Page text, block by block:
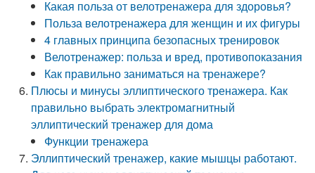
Какая польза от велотренажера для здоровья?
Польза велотренажера для женщин и их фигуры
4 главных принципа безопасных тренировок
Велотренажер: польза и вред, противопоказания
Как правильно заниматься на тренажере?
Плюсы и минусы эллиптического тренажера. Как
правильно выбрать электромагнитный
эллиптический тренажер для дома
Функции тренажера
Эллиптический тренажер, какие мышцы работают.